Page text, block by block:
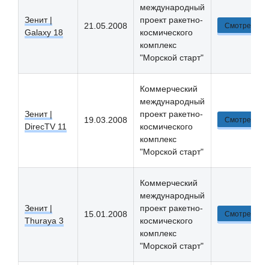
Зенит |
Galaxy 18
21.05.2008
международный
проект ракетно-
космического
комплекс
"Морской старт"
Смотреть
Зенит |
DirecTV 11
19.03.2008
Коммерческий
международный
проект ракетно-
космического
комплекс
"Морской старт"
Смотреть
Зенит |
Thuraya 3
15.01.2008
Коммерческий
международный
проект ракетно-
космического
комплекс
"Морской старт"
Смотреть